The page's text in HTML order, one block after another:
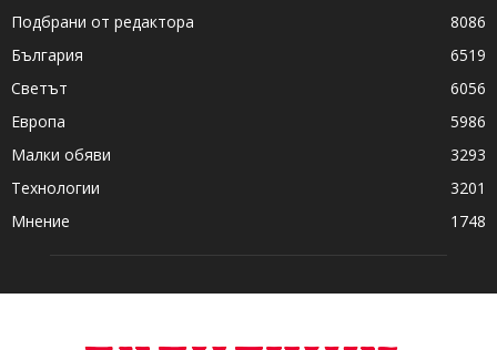
Подбрани от редактора
8086
България
6519
Светът
6056
Европа
5986
Малки обяви
3293
Технологии
3201
Мнение
1748